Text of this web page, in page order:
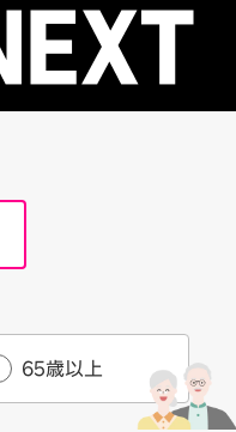
65歳以上